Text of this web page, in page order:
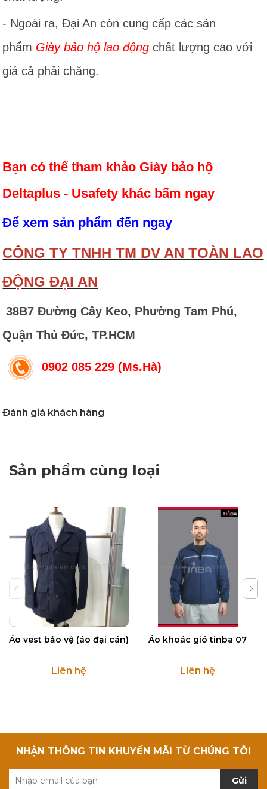
- Ngoài ra, Đại An còn cung cấp các sản
phẩm Giày bảo hộ lao động chất lượng cao với
giá cả phải chăng.
Bạn có thể tham khảo Giày bảo hộ
Deltaplus - Usafety khác bấm ngay
Để xem sản phẩm đến ngay
CÔNG TY TNHH TM DV AN TOÀN LAO
ĐỘNG ĐẠI AN
38B7 Đường Cây Keo, Phường Tam Phú,
Quận Thủ Đức, TP.HCM
0902 085 229 (Ms.Hà)
Đánh giá khách hàng
Sản phẩm cùng loại
Áo vest bảo vệ (áo đại cán)
Liên hệ
Áo khoác gió tinba 07
Liên hệ
NHẬN THÔNG TIN KHUYẾN MÃI TỪ CHÚNG TÔI
Gửi